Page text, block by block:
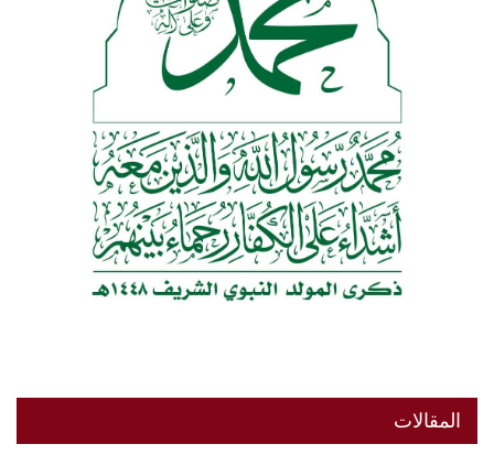
المقالات